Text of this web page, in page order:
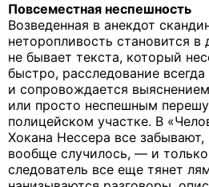
Повсеместная неспешность
Возведенная в анекдот
неторопливость становится
не бывает текста, который
быстро, расследование
и сопровождается
или просто неспешным
полицейском участке. В
Хокана Нессера все забывают,
вообще случилось, — и
следователь все еще тянет